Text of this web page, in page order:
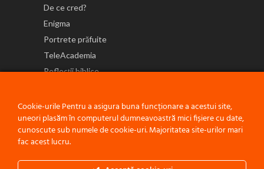
De ce cred?
Enigma
Portrete prăfuite
TeleAcademia
Reflecții biblice
Politică de confidențialitate
Cookie-urile Pentru a asigura buna funcționare a acestui site,
uneori plasăm în computerul dumneavoastră mici fișiere cu date,
cunoscute sub numele de cookie-uri. Majoritatea site-urilor mari
fac acest lucru.